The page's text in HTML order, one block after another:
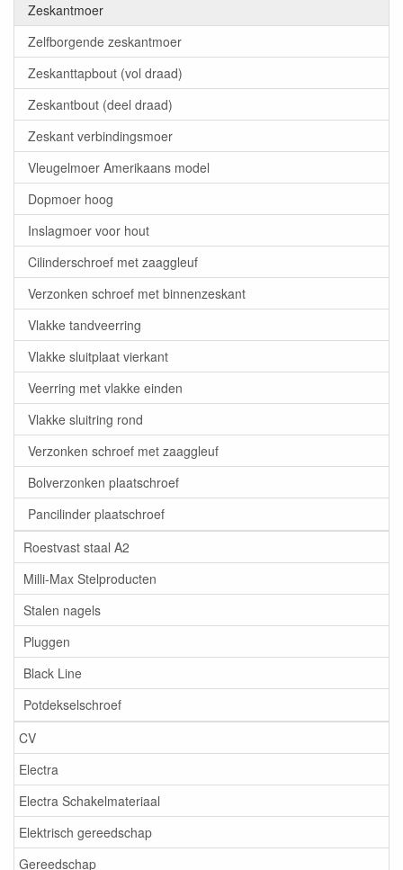
Zeskantmoer
Zelfborgende zeskantmoer
Zeskanttapbout (vol draad)
Zeskantbout (deel draad)
Zeskant verbindingsmoer
Vleugelmoer Amerikaans model
Dopmoer hoog
Inslagmoer voor hout
Cilinderschroef met zaaggleuf
Verzonken schroef met binnenzeskant
Vlakke tandveerring
Vlakke sluitplaat vierkant
Veerring met vlakke einden
Vlakke sluitring rond
Verzonken schroef met zaaggleuf
Bolverzonken plaatschroef
Pancilinder plaatschroef
Roestvast staal A2
Milli-Max Stelproducten
Stalen nagels
Pluggen
Black Line
Potdekselschroef
CV
Electra
Electra Schakelmateriaal
Elektrisch gereedschap
Gereedschap